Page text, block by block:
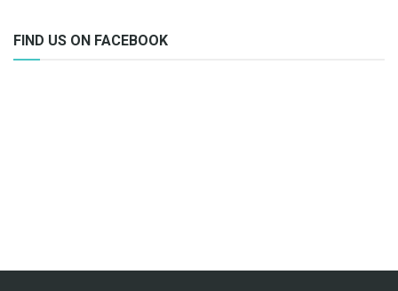
FIND US ON FACEBOOK